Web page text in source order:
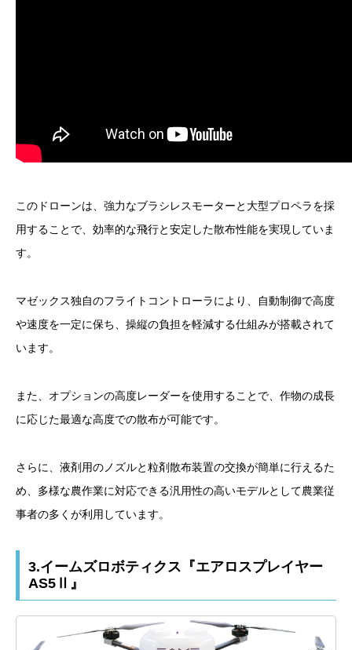
このドローンは、強力なブラシレスモーターと大型プロペラを採
用することで、効率的な飛行と安定した散布性能を実現していま
す。
マゼックス独自のフライトコントローラにより、自動制御で高度
や速度を一定に保ち、操縦の負担を軽減する仕組みが搭載されて
います。
また、オプションの高度レーダーを使用することで、作物の成長
に応じた最適な高度での散布が可能です。
さらに、液剤用のノズルと粒剤散布装置の交換が簡単に行えるた
め、多様な農作業に対応できる汎用性の高いモデルとして農業従
事者の多くが利用しています。
3.イームズロボティクス『エアロスプレイヤー
AS5Ⅱ』